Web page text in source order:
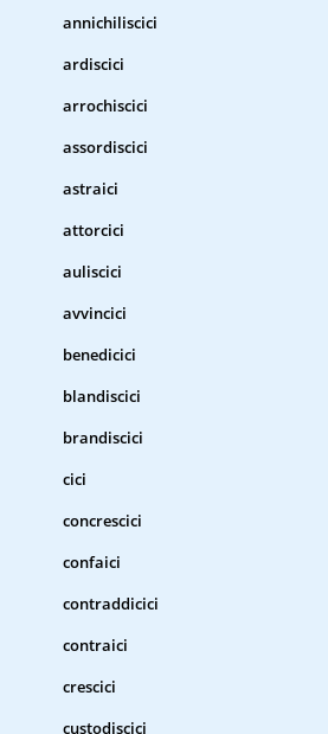
annichiliscici
ardiscici
arrochiscici
assordiscici
astraici
attorcici
auliscici
avvincici
benedicici
blandiscici
brandiscici
cici
concrescici
confaici
contraddicici
contraici
crescici
custodiscici